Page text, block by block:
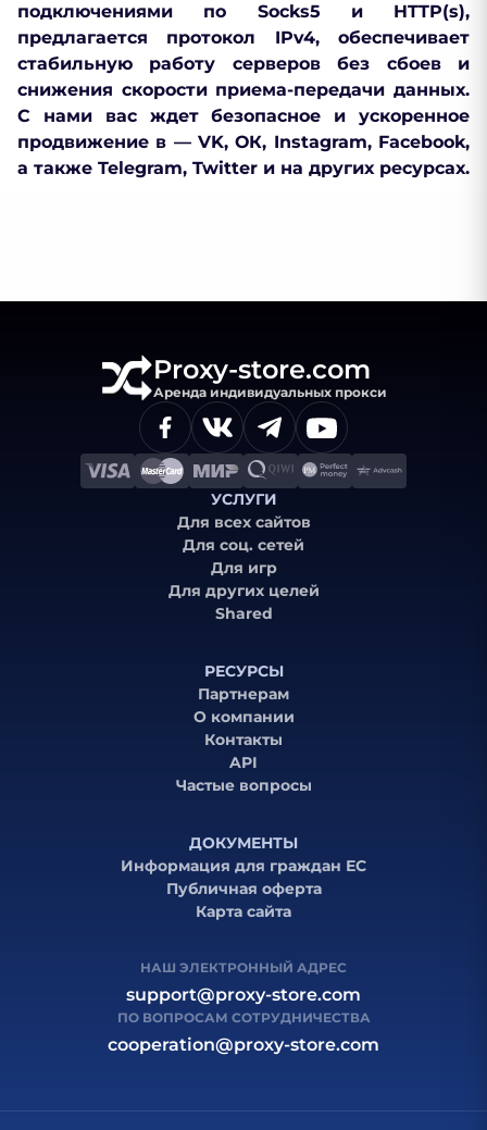
подключениями по Socks5 и HTTP(s),
предлагается протокол IPv4, обеспечивает
стабильную работу серверов без сбоев и
снижения скорости приема-передачи данных.
С нами вас ждет безопасное и ускоренное
продвижение в — VK, ОК, Instagram, Facebook,
а также Telegram, Twitter и на других ресурсах.
Proxy-store.com
Аренда индивидуальных прокси
УСЛУГИ
Для всех сайтов
Для соц. сетей
Для игр
Для других целей
Shared
РЕСУРСЫ
Партнерам
О компании
Контакты
API
Частые вопросы
ДОКУМЕНТЫ
Информация для граждан ЕС
Публичная оферта
Карта сайта
НАШ ЭЛЕКТРОННЫЙ АДРЕС
support@proxy-store.com
ПО ВОПРОСАМ СОТРУДНИЧЕСТВА
cooperation@proxy-store.com